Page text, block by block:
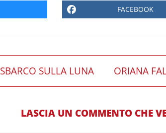
FACEBOOK
SBARCO SULLA LUNA ORIANA
LASCIA UN COMMENTO CHE